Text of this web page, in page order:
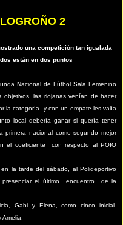
2
una competición tan igualada
están en dos puntos
Nacional de Fútbol Sala Femenino
las riojanas venían de hacer
la categoría y con un empate les valía
local debería ganar si quería tener
nacional como segundo mejor
el coeficiente con respecto al POIO
la tarde del sábado, al Polideportivo
presenciar el último encuentro de la
Gabi y Elena, como cinco inicial.